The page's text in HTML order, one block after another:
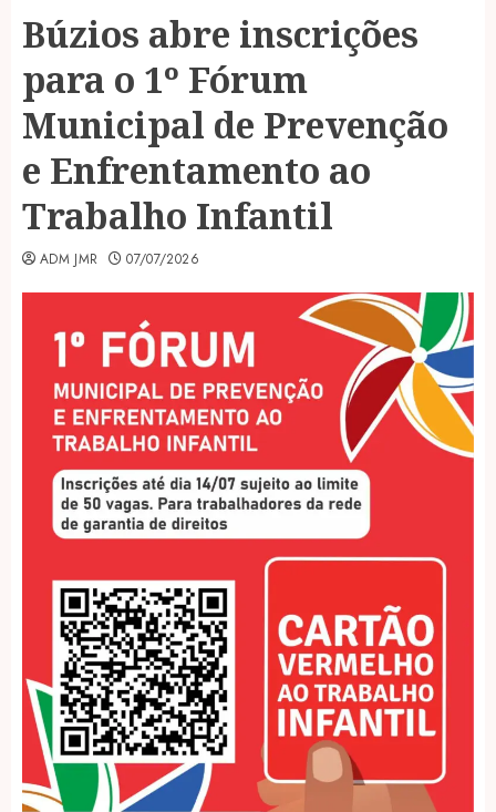
Búzios abre inscrições
para o 1º Fórum
Municipal de Prevenção
e Enfrentamento ao
Trabalho Infantil
ADM JMR 07/07/2026